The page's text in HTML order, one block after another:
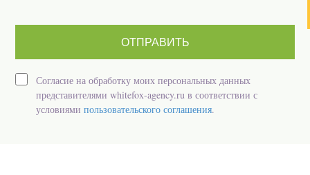
Согласие на обработку моих персональных данных
представителями whitefox-agency.ru в соответствии с
условиямипользовательского соглашения.